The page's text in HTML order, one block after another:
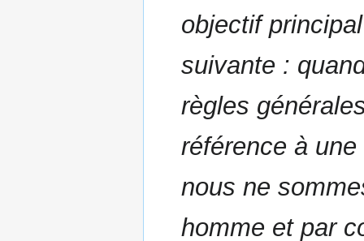
objectif
suivante :
règles
référence à
nous ne
homme et par